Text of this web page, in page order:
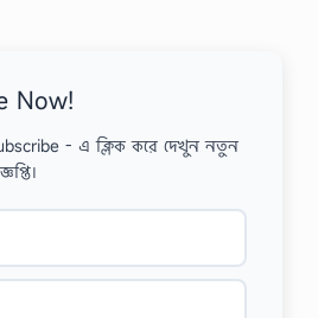
Now!
- এ ক্লিক করে দেখুন নতুন